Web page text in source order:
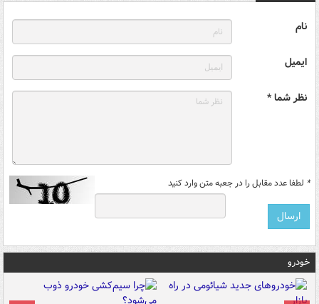
نام
ایمیل
نظر شما *
* لطفا عدد مقابل را در جعبه متن وارد کنید
خودرو